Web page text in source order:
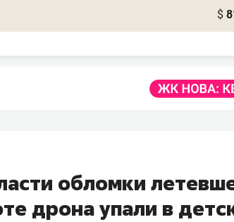
$
обломки
дрона упали в